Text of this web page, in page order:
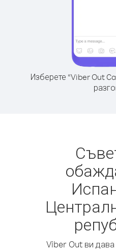
Изберете “Viber Out
Viber Out ви